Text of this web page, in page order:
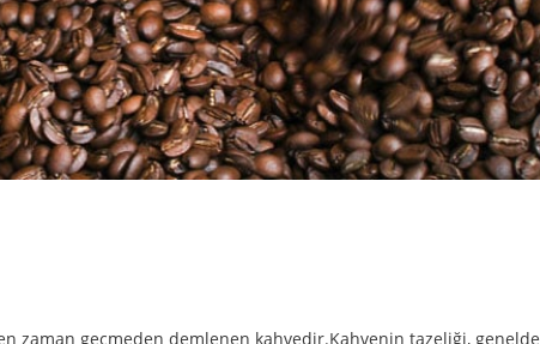
zaman geçmeden demlenen kahvedir.Kahvenin tazeliği, genelde